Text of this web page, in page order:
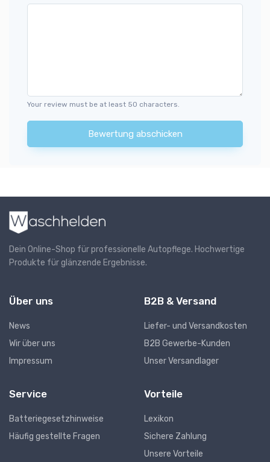
Your review must be at least 50 characters.
Bewertung abschicken
Dein Online-Shop für professionelle Autopflege. Hochwertige
Produkte für glänzende Ergebnisse.
Über uns
News
Wir über uns
Impressum
B2B & Versand
Liefer- und Versandkosten
B2B Gewerbe-Kunden
Unser Versandlager
Service
Batteriegesetzhinweise
Häufig gestellte Fragen
Vorteile
Lexikon
Sichere Zahlung
Unsere Vorteile